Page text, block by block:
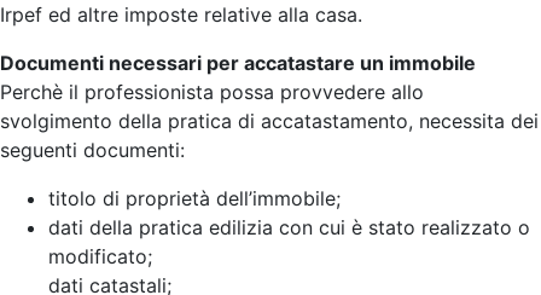
Irpef ed altre imposte relative alla casa.
Documenti necessari per accatastare un immobile
Perchè il professionista possa provvedere allo
svolgimento della pratica di accatastamento, necessita dei
seguenti documenti:
titolo di proprietà dell’immobile;
dati della pratica edilizia con cui è stato realizzato o
modificato;
dati catastali;